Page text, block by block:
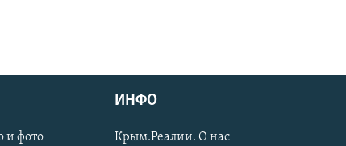
и фото
ИНФО
Крым.Реалии. О нас